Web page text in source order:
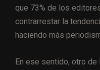
que 73% de los
contrarrestar la
haciendo más
En ese sentido, otro